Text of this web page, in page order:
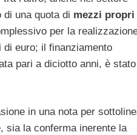
di una quota di mezzi propri
per la
euro; il finanziamento
pari a diciotto anni, è
in una nota per
sia la conferma inerente la